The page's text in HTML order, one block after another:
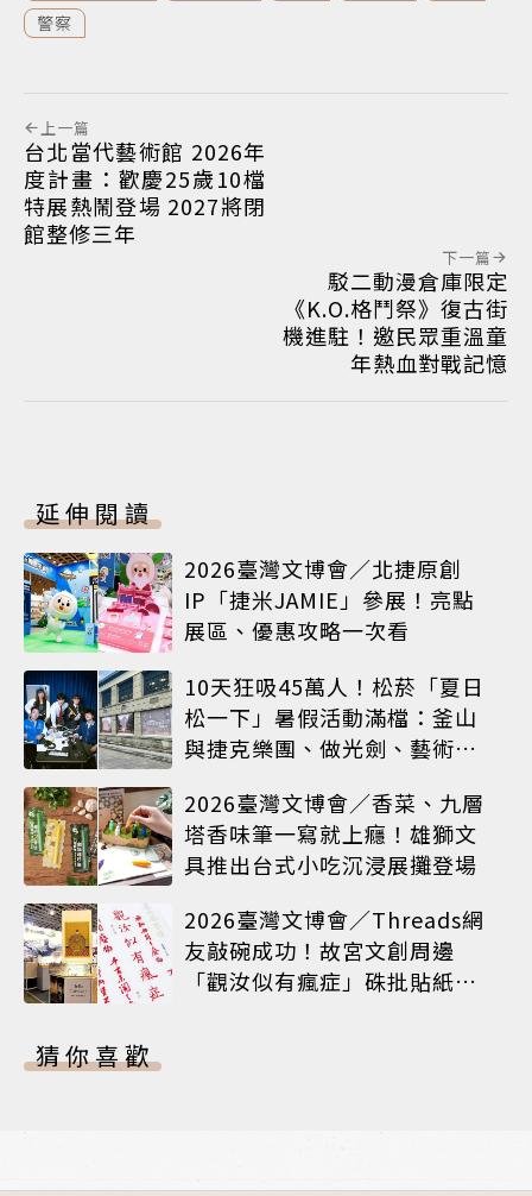
警察
上一篇
台北當代藝術館 2026年
度計畫：歡慶25歲10檔
特展熱鬧登場 2027將閉
館整修三年
下一篇
駁二動漫倉庫限定
《K.O.格鬥祭》復古街
機進駐！邀民眾重溫童
年熱血對戰記憶
延伸閱讀
2026臺灣文博會／北捷原創
IP「捷米JAMIE」參展！亮點
展區、優惠攻略一次看
10天狂吸45萬人！松菸「夏日
松一下」暑假活動滿檔：釜山
與捷克樂團、做光劍、藝術窗
2026臺灣文博會／香菜、九層
塔香味筆一寫就上癮！雄獅文
具推出台式小吃沉浸展攤登場
2026臺灣文博會／Threads網
友敲碗成功！故宮文創周邊
「觀汝似有瘋症」硃批貼紙搶
猜你喜歡